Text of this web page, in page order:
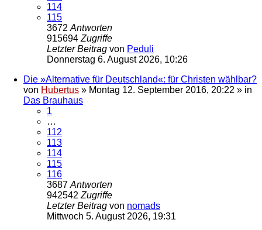
114
115
3672 Antworten
915694 Zugriffe
Letzter Beitrag von Peduli
Donnerstag 6. August 2026, 10:26
Die »Alternative für Deutschland«: für Christen wählbar?
von Hubertus » Montag 12. September 2016, 20:22 » in
Das Brauhaus
1
…
112
113
114
115
116
3687 Antworten
942542 Zugriffe
Letzter Beitrag von nomads
Mittwoch 5. August 2026, 19:31